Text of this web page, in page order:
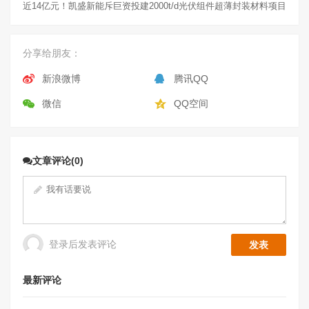
近14亿元！凯盛新能斥巨资投建2000t/d光伏组件超薄封装材料项目
分享给朋友：
新浪微博 腾讯QQ
微信 QQ空间
文章评论(0)
登录后发表评论
最新评论